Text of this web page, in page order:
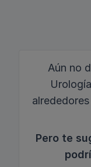
Aún no
Pero te